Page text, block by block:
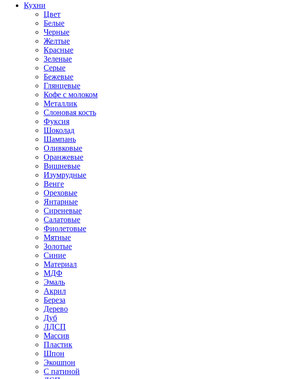
Кухни
Цвет
Белые
Черные
Желтые
Красные
Зеленые
Серые
Бежевые
Глянцевые
Кофе с молоком
Металлик
Слоновая кость
Фуксия
Шоколад
Шампань
Оливковые
Оранжевые
Вишневые
Изумрудные
Венге
Ореховые
Янтарные
Сиреневые
Салатовые
Фиолетовые
Мятные
Золотые
Синие
Материал
МДФ
Эмаль
Акрил
Береза
Дерево
Дуб
ЛДСП
Массив
Пластик
Шпон
Экошпон
С патиной